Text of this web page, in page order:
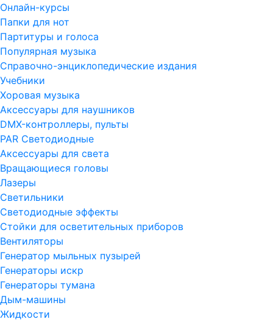
Онлайн-курсы
Папки для нот
Партитуры и голоса
Популярная музыка
Справочно-энциклопедические издания
Учебники
Хоровая музыка
Аксессуары для наушников
DMX-контроллеры, пульты
PAR Светодиодные
Аксессуары для света
Вращающиеся головы
Лазеры
Светильники
Светодиодные эффекты
Стойки для осветительных приборов
Вентиляторы
Генератор мыльных пузырей
Генераторы искр
Генераторы тумана
Дым-машины
Жидкости